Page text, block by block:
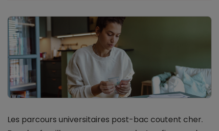
Les parcours universitaires post-bac coutent cher.